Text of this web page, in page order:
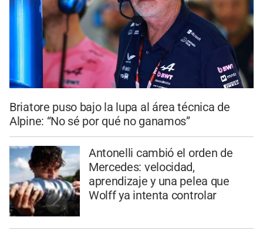
Briatore puso bajo la lupa al área técnica de
Alpine: “No sé por qué no ganamos”
Antonelli cambió el orden de
Mercedes: velocidad,
aprendizaje y una pelea que
Wolff ya intenta controlar